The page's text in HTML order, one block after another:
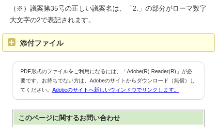
（※）議案第35号の正しい議案名は、「2.」の部分がローマ数字
大文字の2で表記されます。
添付ファイル
PDF形式のファイルをご利用になるには、「Adobe(R) Reader(R)」が必
要です。お持ちでない方は、Adobeのサイトからダウンロード（無償）し
てください。 Adobeのサイトへ新しいウィンドウでリンクします。
このページに関するお問い合わせ